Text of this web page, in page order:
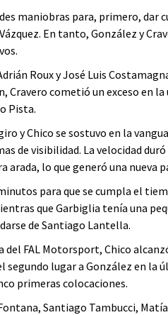
maniobras para, primero, dar
En tanto, González y
Roux y José Luis
Cravero cometió un exceso en
Pista.
y Chico se sostuvo en la
de visibilidad. La velocidad
lo que generó una nueva
para que se cumpla el
que Garbiglia tenía una
de Santiago Lantella.
del FAL Motorsport, Chico
lugar a González en la
primeras colocaciones.
Santiago Tambucci,